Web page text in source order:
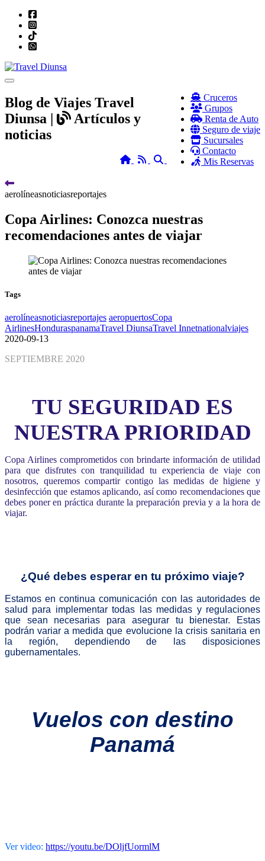
Toggle navigation
Cruceros
Grupos
Renta de Auto
Seguro de viaje
Sucursales
Contacto
Mis Reservas
Blog de Viajes Travel
Diunsa |
Artículos y
noticias
HomeRSS Search
aerolíneasnoticiasreportajes
Copa Airlines: Conozca nuestras
recomendaciones antes de viajar
Tags
aerolíneasnoticiasreportajes aeropuertosCopa
AirlinesHonduraspanamaTravel DiunsaTravel Innetnationalviajes
2020-09-13
SEPTIEMBRE 2020
TU SEGURIDAD ES
NUESTRA PRIORIDAD
Copa Airlines comprometidos con brindarte información de utilidad
para que disfrutes con tranquilidad tu experiencia de viaje con
nosotros, queremos compartir contigo las medidas de higiene y
desinfección que estamos aplicando, así como recomendaciones que
debes poner en práctica durante la preparación previa y a la hora de
viajar.
¿Qué debes esperar en tu próximo viaje?
Estamos en continua comunicación con las autoridades de
salud para implementar todas las medidas y regulaciones
que sean necesarias para asegurar tu bienestar. Estas
podrán variar a medida que evolucione la crisis sanitaria en
la región, dependiendo de las disposiciones
gubernamentales.
Vuelos con destino
Panamá
Ver video: https://youtu.be/DOljfUormlM